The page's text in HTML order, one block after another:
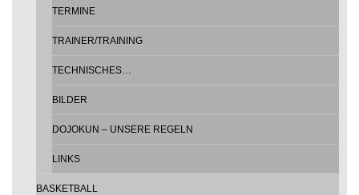
TERMINE
TRAINER/TRAINING
TECHNISCHES…
BILDER
DOJOKUN – UNSERE REGELN
LINKS
BASKETBALL